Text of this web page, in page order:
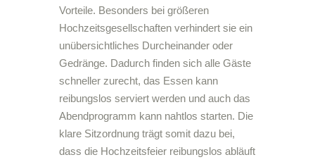
Vorteile. Besonders bei größeren
Hochzeitsgesellschaften verhindert sie ein
unübersichtliches Durcheinander oder
Gedränge. Dadurch finden sich alle Gäste
schneller zurecht, das Essen kann
reibungslos serviert werden und auch das
Abendprogramm kann nahtlos starten. Die
klare Sitzordnung trägt somit dazu bei,
dass die Hochzeitsfeier reibungslos abläuft